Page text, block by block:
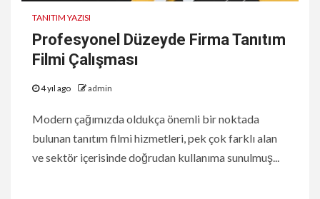
TANITIM YAZISI
Profesyonel Düzeyde Firma Tanıtım
Filmi Çalışması
4 yıl ago admin
Modern çağımızda oldukça önemli bir noktada
bulunan tanıtım filmi hizmetleri, pek çok farklı alan
ve sektör içerisinde doğrudan kullanıma sunulmuş...